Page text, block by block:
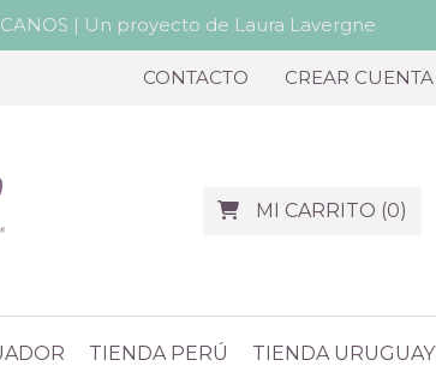
| Un proyecto de Laura Lavergne
CONTACTO CREAR CUENTA
MI CARRITO (0)
TIENDA PERÚ TIENDA URUGUAY